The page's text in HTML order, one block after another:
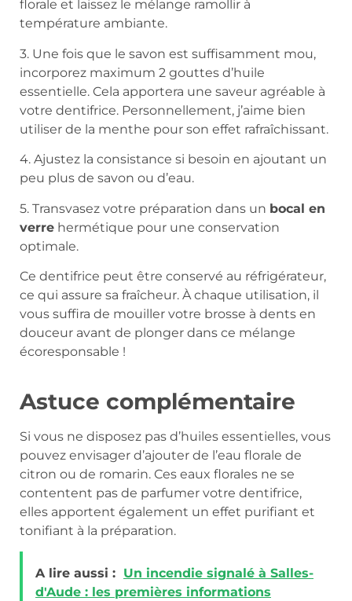
florale et laissez le mélange ramollir à
température ambiante.
3. Une fois que le savon est suffisamment mou,
incorporez maximum 2 gouttes d’huile
essentielle. Cela apportera une saveur agréable à
votre dentifrice. Personnellement, j’aime bien
utiliser de la menthe pour son effet rafraîchissant.
4. Ajustez la consistance si besoin en ajoutant un
peu plus de savon ou d’eau.
5. Transvasez votre préparation dans un bocal en
verre hermétique pour une conservation
optimale.
Ce dentifrice peut être conservé au réfrigérateur,
ce qui assure sa fraîcheur. À chaque utilisation, il
vous suffira de mouiller votre brosse à dents en
douceur avant de plonger dans ce mélange
écoresponsable !
Astuce complémentaire
Si vous ne disposez pas d’huiles essentielles, vous
pouvez envisager d’ajouter de l’eau florale de
citron ou de romarin. Ces eaux florales ne se
contentent pas de parfumer votre dentifrice,
elles apportent également un effet purifiant et
tonifiant à la préparation.
A lire aussi : Un incendie signalé à Salles-
d'Aude : les premières informations